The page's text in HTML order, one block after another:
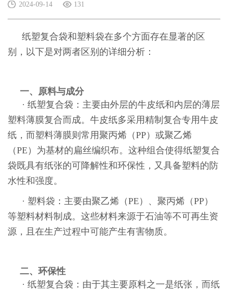
2024-09-14 131
纸塑复合袋和塑料袋在多个方面存在显著的区
别，以下是对两者区别的详细分析：
一、原料与成分
· 纸塑复合袋：主要由外层的牛皮纸和内层的薄层
塑料薄膜复合而成。牛皮纸多采用精制复合专用牛皮
纸，而塑料薄膜则常用聚丙烯（PP）或聚乙烯
（PE）为基材的扁丝编织布。这种组合使得纸塑复合
袋既具有纸张的可降解性和环保性，又具备塑料的防
水性和强度。
· 塑料袋：主要由聚乙烯（PE）、聚丙烯（PP）
等塑料材料制成。这些材料来源于石油等不可再生资
源，且在生产过程中可能产生有害物质。
二、环保性
· 纸塑复合袋：由于其主要原料之一是纸张，而纸